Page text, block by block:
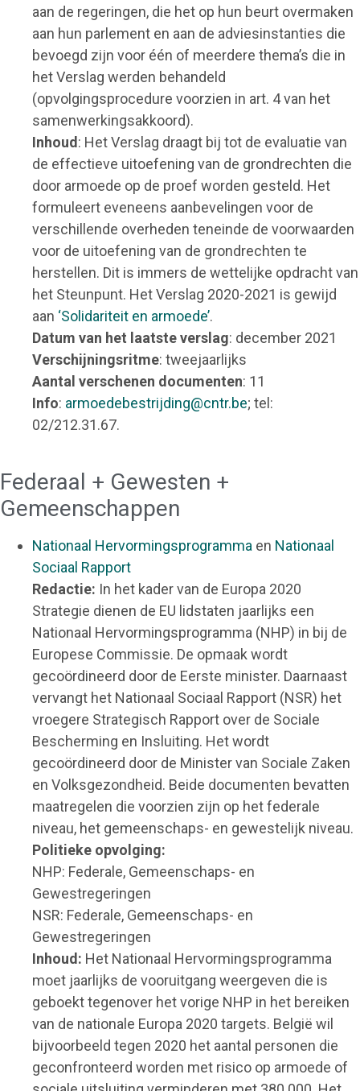
aan de regeringen, die het op hun beurt overmaken
aan hun parlement en aan de adviesinstanties die
bevoegd zijn voor één of meerdere thema’s die in
het Verslag werden behandeld
(opvolgingsprocedure voorzien in art. 4 van het
samenwerkingsakkoord).
Inhoud : Het Verslag draagt bij tot de evaluatie van
de effectieve uitoefening van de grondrechten die
door armoede op de proef worden gesteld. Het
formuleert eveneens aanbevelingen voor de
verschillende overheden teneinde de voorwaarden
voor de uitoefening van de grondrechten te
herstellen. Dit is immers de wettelijke opdracht van
het Steunpunt. Het Verslag 2020-2021 is gewijd
aan ‘Solidariteit en armoede’.
Datum van het laatste verslag: december 2021
Verschijningsritme: tweejaarlijks
Aantal verschenen documenten: 11
Info: armoedebestrijding@cntr.be; tel:
02/212.31.67.
Federaal + Gewesten +
Gemeenschappen
Nationaal Hervormingsprogramma en Nationaal
Sociaal Rapport
Redactie: In het kader van de Europa 2020
Strategie dienen de EU lidstaten jaarlijks een
Nationaal Hervormingsprogramma (NHP) in bij de
Europese Commissie. De opmaak wordt
gecoördineerd door de Eerste minister. Daarnaast
vervangt het Nationaal Sociaal Rapport (NSR) het
vroegere Strategisch Rapport over de Sociale
Bescherming en Insluiting. Het wordt
gecoördineerd door de Minister van Sociale Zaken
en Volksgezondheid. Beide documenten bevatten
maatregelen die voorzien zijn op het federale
niveau, het gemeenschaps- en gewestelijk niveau.
Politieke opvolging:
NHP: Federale, Gemeenschaps- en
Gewestregeringen
NSR: Federale, Gemeenschaps- en
Gewestregeringen
Inhoud: Het Nationaal Hervormingsprogramma
moet jaarlijks de vooruitgang weergeven die is
geboekt tegenover het vorige NHP in het bereiken
van de nationale Europa 2020 targets. België wil
bijvoorbeeld tegen 2020 het aantal personen die
geconfronteerd worden met risico op armoede of